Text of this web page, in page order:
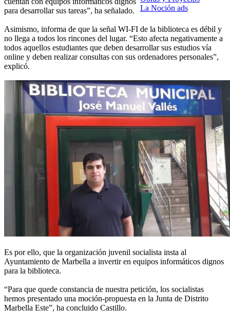
La Noción ads
para desarrollar sus tareas”, ha señalado.
Asimismo, informa de que la señal WI-FI de la biblioteca es débil y
no llega a todos los rincones del lugar. “Esto afecta negativamente a
todos aquellos estudiantes que deben desarrollar sus estudios vía
online y deben realizar consultas con sus ordenadores personales”,
explicó.
Es por ello, que la organización juvenil socialista insta al
Ayuntamiento de Marbella a invertir en equipos informáticos dignos
para la biblioteca.
“Para que quede constancia de nuestra petición, los socialistas
hemos presentado una moción-propuesta en la Junta de Distrito
Marbella Este”, ha concluido Castillo.